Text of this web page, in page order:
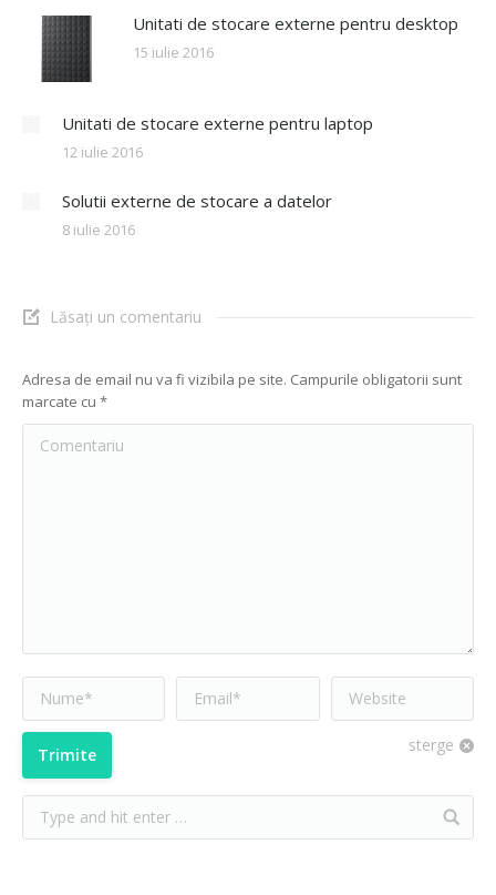
Unitati de stocare externe pentru desktop
15 iulie 2016
Unitati de stocare externe pentru laptop
12 iulie 2016
Solutii externe de stocare a datelor
8 iulie 2016
Lăsați un comentariu
Adresa de email nu va fi vizibila pe site. Campurile obligatorii sunt
marcate cu *
Comentariu
Nume* Email * Website
sterge
Trimite